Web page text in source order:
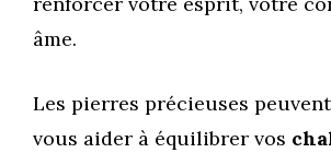
âme.
Les pierres précieuses
vous aider à équilibrer vos